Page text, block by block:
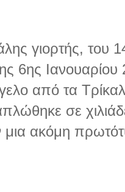
γιορτής,
6ης
από τα
σε
ακόμη